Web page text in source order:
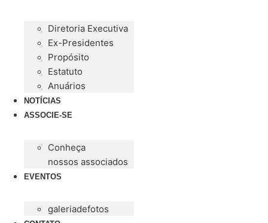
Diretoria Executiva
Ex-Presidentes
Propósito
Estatuto
Anuários
NOTÍCIAS
ASSOCIE-SE
Conheça
nossos associados
EVENTOS
galeriadefotos